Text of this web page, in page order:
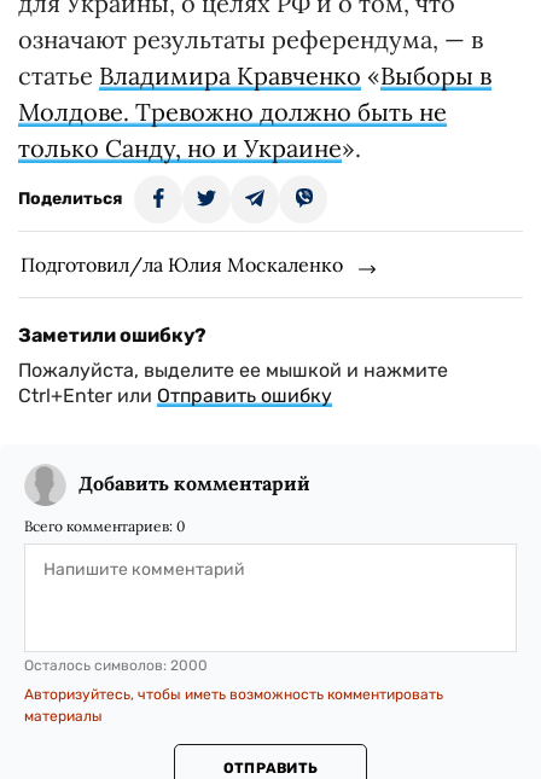
означают результаты референдума, — в
статье Владимира Кравченко «Выборы в
Молдове. Тревожно должно быть не
только Санду, но и Украине».
Поделиться
Подготовил/ла Юлия Москаленко
Заметили ошибку?
Пожалуйста, выделите ее мышкой и нажмите
Ctrl+Enter или Отправить ошибку
Добавить комментарий
Всего комментариев: 0
Осталось символов: 2000
Авторизуйтесь, чтобы иметь возможность комментировать
материалы
ОТПРАВИТЬ